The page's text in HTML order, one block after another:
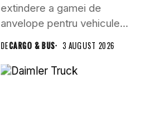
extindere a gamei de
anvelope pentru vehicule
DECARGO & BUS 3 AUGUST 2026